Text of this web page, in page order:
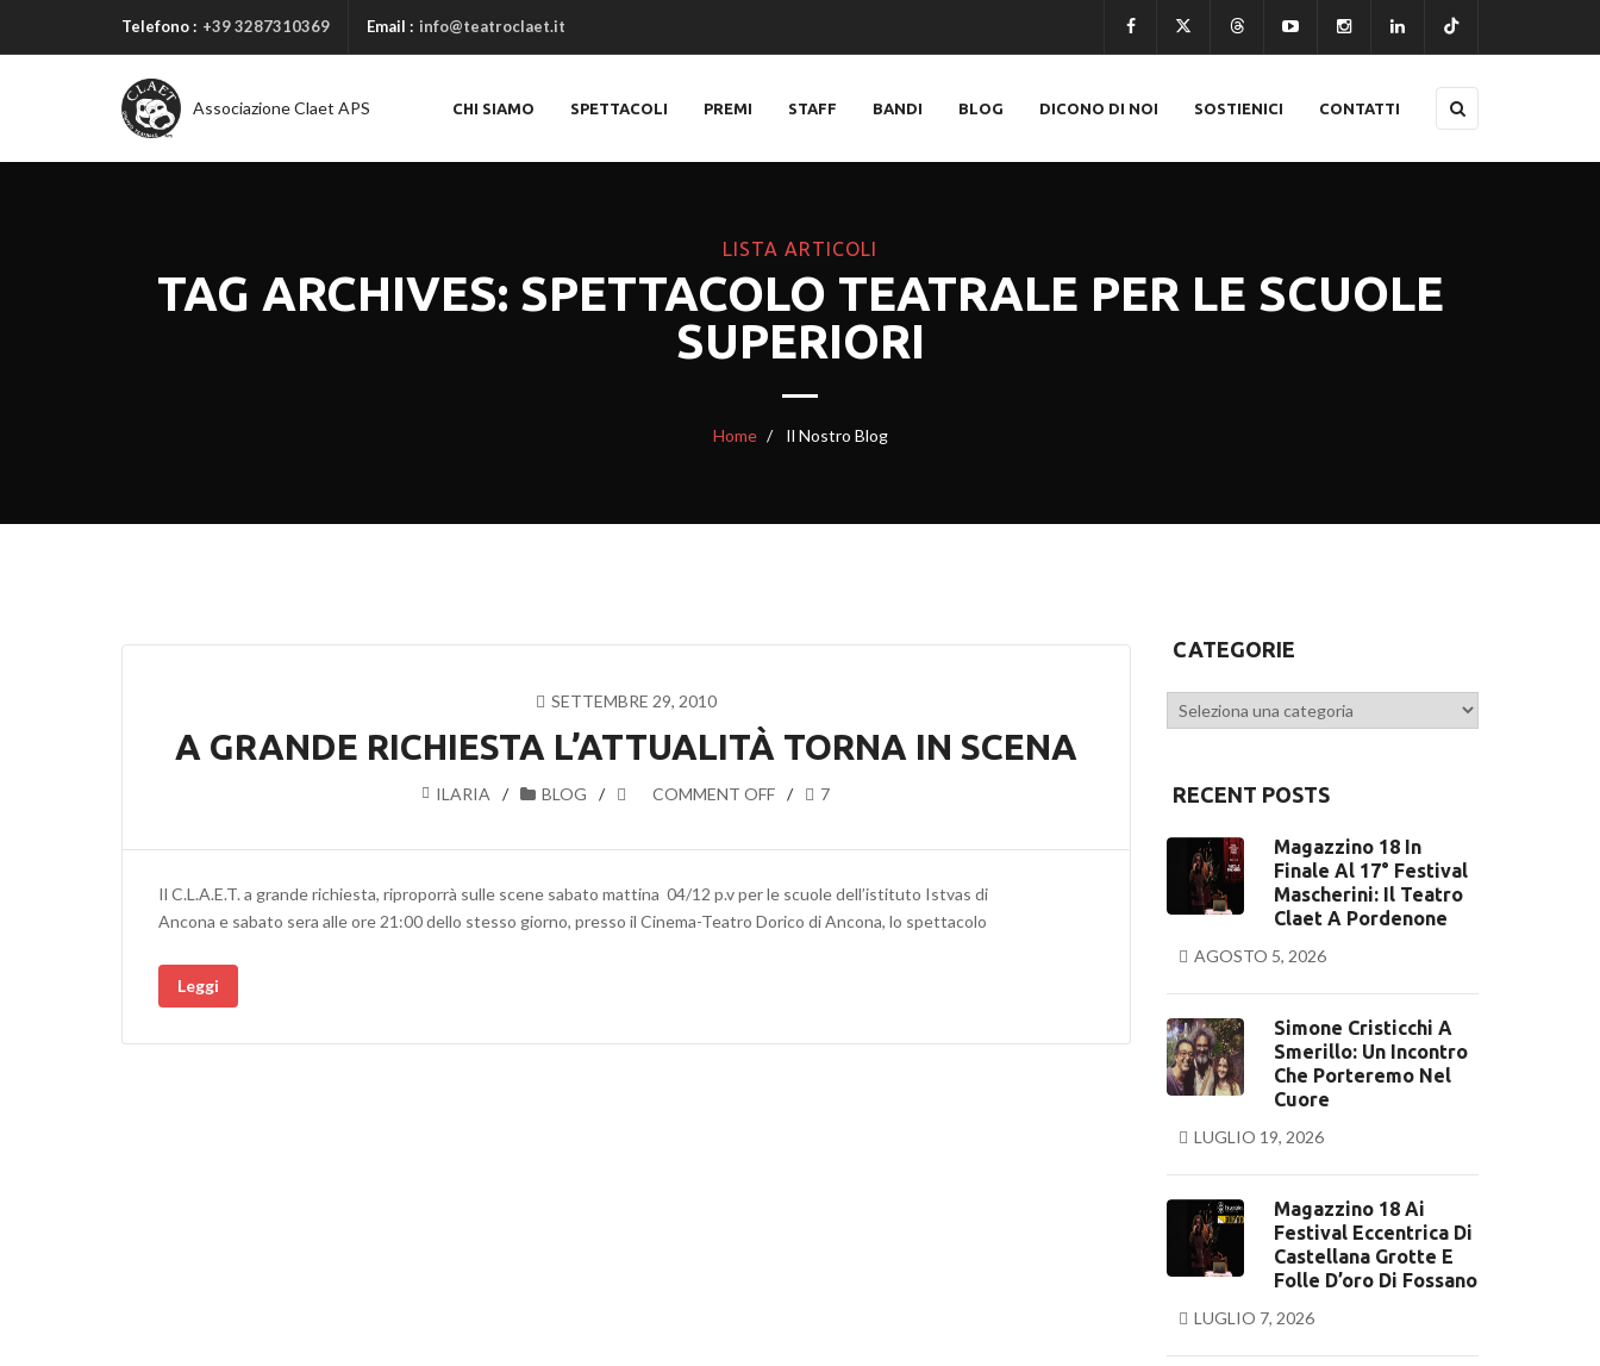
Telefono : +39 3287310369 Email : info@teatroclaet.it
Associazione Claet APS CHI SIAMO SPETTACOLI PREMI STAFF BANDI BLOG DICONO DI NOI SOSTIENICI CONTATTI
LISTA ARTICOLI
TAG ARCHIVES: SPETTACOLO TEATRALE PER LE SCUOLE
SUPERIORI
Home Il Nostro Blog
SETTEMBRE 29, 2010
A GRANDE RICHIESTA L’ATTUALITÀ TORNA IN SCENA
ILARIA BLOG COMMENT OFF 7
Il C.L.A.E.T. a grande richiesta, riproporrà sulle scene sabato mattina 04/12 p.v per le scuole dell’istituto Istvas di
Ancona e sabato sera alle ore 21:00 dello stesso giorno, presso il Cinema-Teatro Dorico di Ancona, lo spettacolo
Leggi
CATEGORIE
Categorie
RECENT POSTS
Magazzino 18 In
Finale Al 17° Festival
Mascherini: Il Teatro
Claet A Pordenone
AGOSTO 5, 2026
Simone Cristicchi A
Smerillo: Un Incontro
Che Porteremo Nel
Cuore
LUGLIO 19, 2026
Magazzino 18 Ai
Festival Eccentrica Di
Castellana Grotte E
Folle D’oro Di Fossano
LUGLIO 7, 2026